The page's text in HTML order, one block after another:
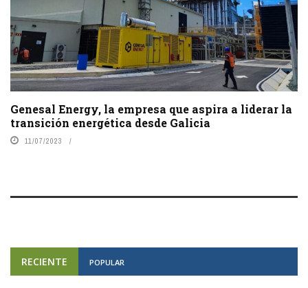
Genesal Energy, la empresa que aspira a liderar la
transición energética desde Galicia
11/07/2023
RECIENTE POPULAR